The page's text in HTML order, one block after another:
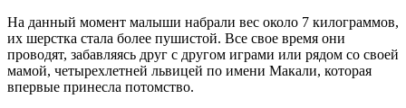
На данный момент малыши набрали вес около 7 килограммов,
их шерстка стала более пушистой. Все свое время они
проводят, забавляясь друг с другом играми или рядом со своей
мамой, четырехлетней львицей по имени Макали, которая
впервые принесла потомство.